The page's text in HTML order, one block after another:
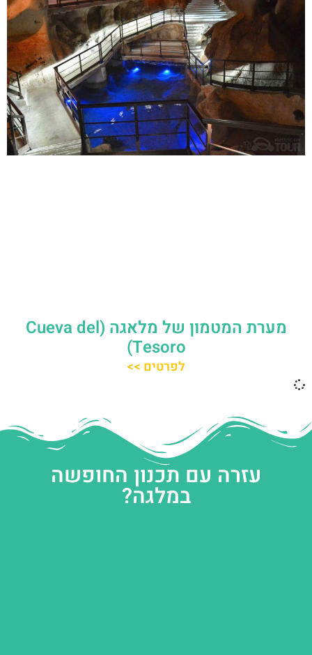
מערת המטמון של מלאגה (Cueva del
Tesoro)
לפרטים >>
עזרה עם תכנון החופשה
במלגה?